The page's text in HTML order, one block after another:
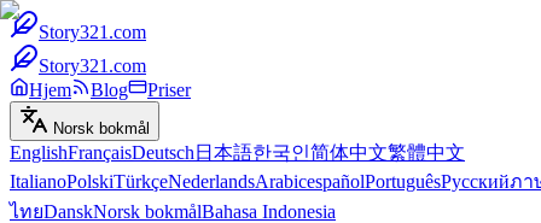
Story321.com
Story321.com
Hjem
Blog Priser
Norsk bokmål
EnglishFrançaisDeutsch 日本語한국인简体中文繁體中文
ItalianoPolskiTürkçeNederlandsArabicespañolPortuguêsРусскийภา
ไทยDanskNorsk bokmålBahasa Indonesia